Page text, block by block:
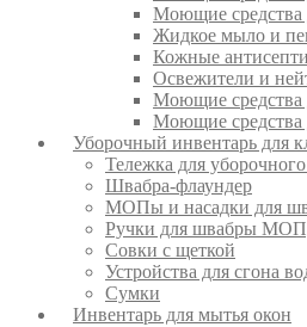
Моющие средства
Жидкое мыло и
Кожные
Освежители и
Моющие средства
Моющие средства
Уборочный инвентарь для
Тележка для
Швабра-флаундер
МОПы и насадки для
Ручки для швабры
Совки с щеткой
Устройства для сгона
Сумки
Инвентарь для мытья окон